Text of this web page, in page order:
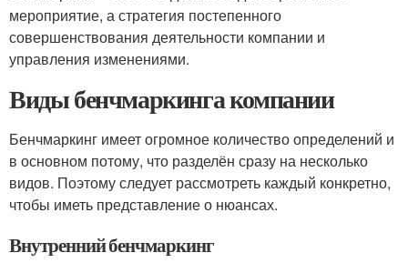
мероприятие, а стратегия постепенного
совершенствования деятельности компании и
управления изменениями.
Виды бенчмаркинга компании
Бенчмаркинг имеет огромное количество определений и
в основном потому, что разделён сразу на несколько
видов. Поэтому следует рассмотреть каждый конкретно,
чтобы иметь представление о нюансах.
Внутренний бенчмаркинг